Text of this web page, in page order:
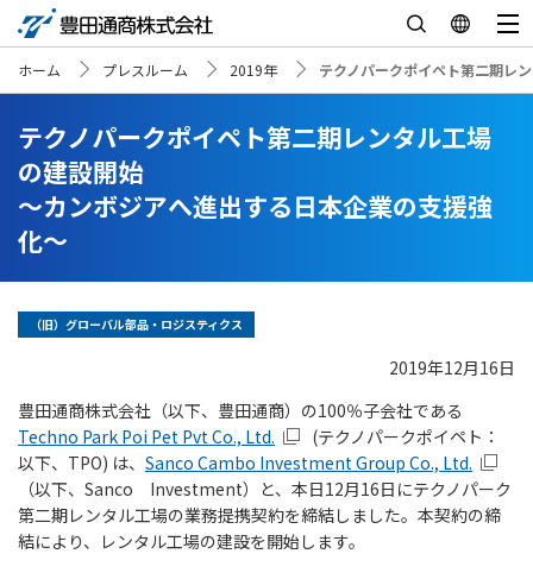
ホーム プレスルーム 2019年 テクノパークポイペト第二期レ
テクノパークポイペト第二期レンタル工場
の建設開始
～カンボジアへ進出する日本企業の支援強
化～
（旧）グローバル部品・ロジスティクス
2019年12月16日
豊田通商株式会社（以下、豊田通商）の100％子会社である
Techno Park Poi Pet Pvt Co., Ltd.
(テクノパークポイペト：
以下、TPO) は、 Sanco Cambo Investment Group Co., Ltd.
（以下、Sanco Investment）と、本日12月16日にテクノパーク
第二期レンタル工場の業務提携契約を締結しました。本契約の締
結により、レンタル工場の建設を開始します。